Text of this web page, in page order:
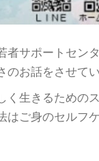
サポートセン
お話をさせて
生きるための
はご身のセルフ